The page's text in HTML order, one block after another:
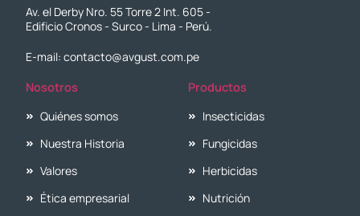
Av. el Derby Nro. 55 Torre 2 Int. 605 -
Edificio Cronos - Surco - Lima - Perú.
E-mail: contacto@avgust.com.pe
Nosotros
Quiénes somos
Nuestra Historia
Valores
Ética empresarial
Productos
Insecticidas
Fungicidas
Herbicidas
Nutrición